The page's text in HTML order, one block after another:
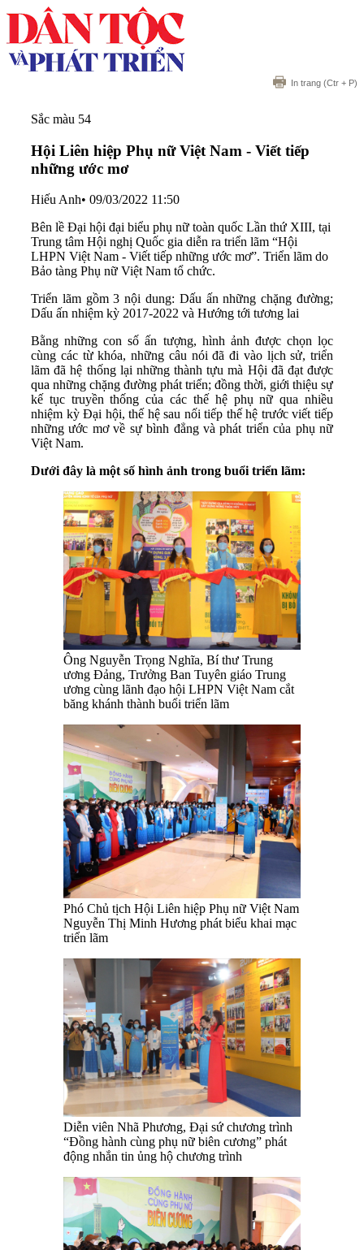
In trang (Ctr + P)
Sắc màu 54
Hội Liên hiệp Phụ nữ Việt Nam - Viết tiếp
những ước mơ
Hiếu Anh• 09/03/2022 11:50
Bên lề Đại hội đại biểu phụ nữ toàn quốc Lần thứ XIII, tại
Trung tâm Hội nghị Quốc gia diễn ra triển lãm “Hội
LHPN Việt Nam - Viết tiếp những ước mơ”. Triển lãm do
Bảo tàng Phụ nữ Việt Nam tổ chức.
Triển lãm gồm 3 nội dung: Dấu ấn những chặng đường;
Dấu ấn nhiệm kỳ 2017-2022 và Hướng tới tương lai
Bằng những con số ấn tượng, hình ảnh được chọn lọc
cùng các từ khóa, những câu nói đã đi vào lịch sử, triển
lãm đã hệ thống lại những thành tựu mà Hội đã đạt được
qua những chặng đường phát triển; đồng thời, giới thiệu sự
kế tục truyền thống của các thế hệ phụ nữ qua nhiều
nhiệm kỳ Đại hội, thế hệ sau nối tiếp thế hệ trước viết tiếp
những ước mơ về sự bình đẳng và phát triển của phụ nữ
Việt Nam.
Dưới đây là một số hình ảnh trong buổi triển lãm:
Ông Nguyễn Trọng Nghĩa, Bí thư Trung
ương Đảng, Trưởng Ban Tuyên giáo Trung
ương cùng lãnh đạo hội LHPN Việt Nam cắt
băng khánh thành buổi triển lãm
Phó Chủ tịch Hội Liên hiệp Phụ nữ Việt Nam
Nguyễn Thị Minh Hương phát biểu khai mạc
triển lãm
Diễn viên Nhã Phương, Đại sứ chương trình
“Đồng hành cùng phụ nữ biên cương” phát
động nhắn tin ủng hộ chương trình